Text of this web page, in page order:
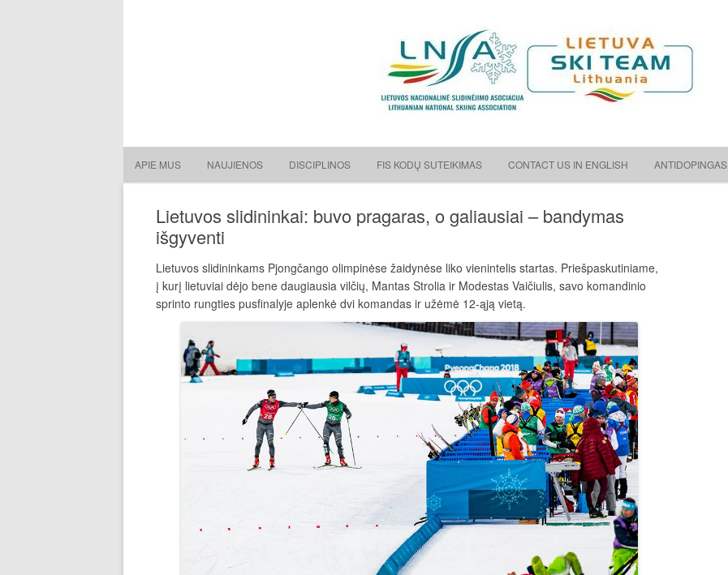
Lietuvos nacionalinė slidinėjimo asociacija
APIE MUS NAUJIENOS DISCIPLINOS FIS KODŲ SUTEIKIMAS CONTACT US IN ENGLISH ANTIDOPINGAS
Lietuvos slidininkai: buvo pragaras, o galiausiai – bandymas
išgyventi
Lietuvos slidininkams Pjongčango olimpinėse žaidynėse liko vienintelis startas. Priešpaskutiniame,
į kurį lietuviai dėjo bene daugiausia vilčių, Mantas Strolia ir Modestas Vaičiulis, savo komandinio
sprinto rungties pusfinalyje aplenkė dvi komandas ir užėmė 12-ąją vietą.